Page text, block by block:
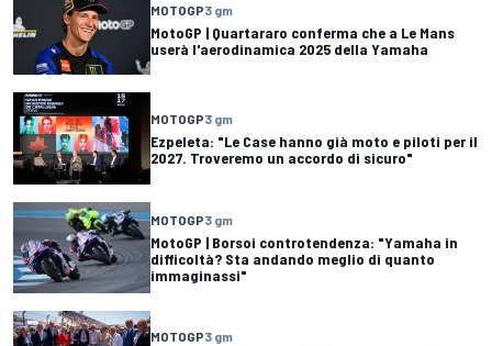
MOTOGP3 gm
MotoGP | Quartararo conferma che a Le Mans
userà l'aerodinamica 2025 della Yamaha
MOTOGP3 gm
Ezpeleta: "Le Case hanno già moto e piloti per il
2027. Troveremo un accordo di sicuro"
MOTOGP3 gm
MotoGP | Borsoi controtendenza: "Yamaha in
difficoltà? Sta andando meglio di quanto
immaginassi"
MOTOGP3 gm